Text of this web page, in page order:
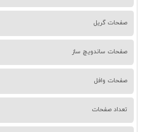
صفحات گریل
صفحات ساندویچ ساز
صفحات وافل
تعداد صفحات